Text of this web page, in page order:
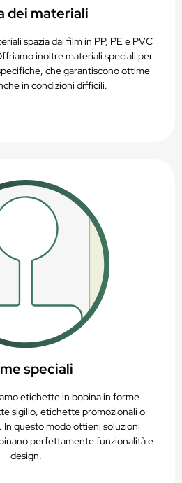
dei materiali
spazia dai film in PP, PE e PVC
inoltre materiali speciali per
che garantiscono ottime
in condizioni difficili.
speciali
etichette in bobina in forme
sigillo, etichette promozionali o
questo modo ottieni soluzioni
perfettamente funzionalità e
design.